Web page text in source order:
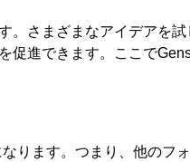
。さまざまなアイデアを
促進できます。ここで
ります。つまり、他のフ